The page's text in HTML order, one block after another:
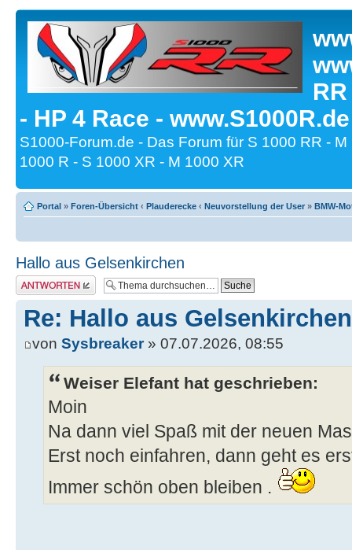
- HP 4 Race -
S1000-Forum.de - Das Forum für S 1000 RR -
1000 R - S 1000 XR - M 1000 XR
Portal » Foren-Übersicht ‹ Plauderecke ‹ Neuvorstellung der User » BMW-
Hallo aus Gelsenkirchen
Antwort erstellen
Re: Hallo aus Gelsenkirchen
von Sysbreaker» 07.07.2026, 08:55
Weiser Elefant hat geschrieben:
Moin
Na dann viel Spaß mit der neuen
Erst noch einfahren, dann geht es
Immer schön oben bleiben .